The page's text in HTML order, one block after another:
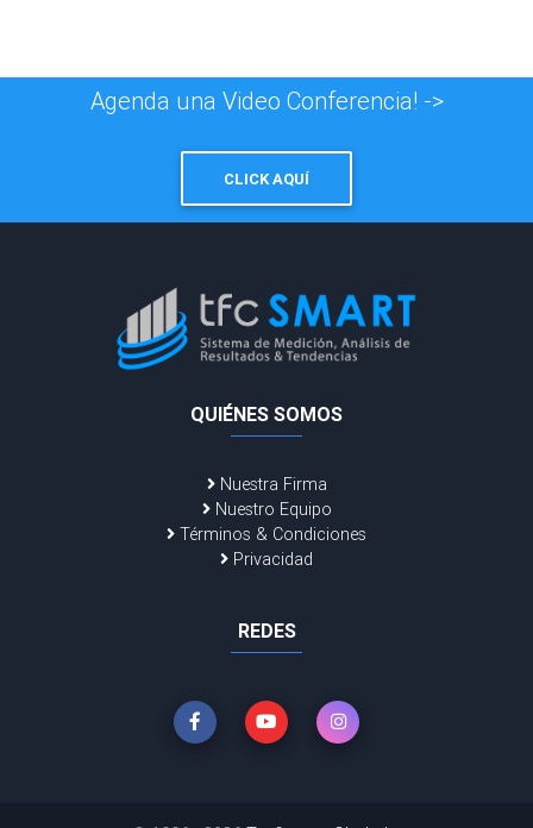
Agenda una Video Conferencia! ->
CLICK AQUÍ
QUIÉNES SOMOS
Nuestra Firma
Nuestro Equipo
Términos & Condiciones
Privacidad
REDES